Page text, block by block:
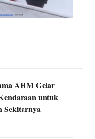
AHM Gelar
untuk
Sekitarnya